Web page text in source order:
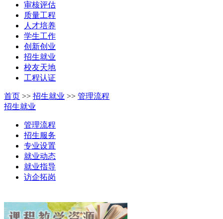
审核评估
质量工程
人才培养
学生工作
创新创业
招生就业
校友天地
工程认证
首页 >> 招生就业 >> 管理流程
招生就业
管理流程
招生服务
专业设置
就业动态
就业指导
访企拓岗